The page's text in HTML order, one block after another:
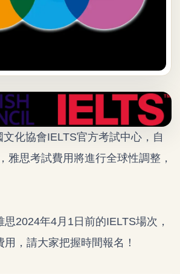
化協會IELTS官方考試中心，自
雅思考試費用將進行全球性調整，
思2024年4月1日前的IELTS場次，
，請大家把握時間報名！